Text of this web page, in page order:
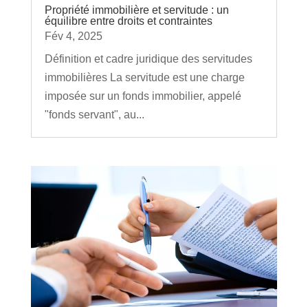
Propriété immobilière et servitude : un
équilibre entre droits et contraintes
Fév 4, 2025
Définition et cadre juridique des servitudes
immobilières La servitude est une charge
imposée sur un fonds immobilier, appelé
"fonds servant", au...